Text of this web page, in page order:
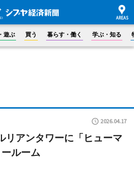
遊ぶ 買う 暮らす・働く 学ぶ・知る
2026.04.17
リアンタワーに「ヒューマ
ルーム